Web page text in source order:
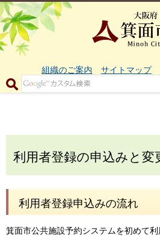
組織のご案内 サイトマップ
利用者登録の申込みと変
利用者登録申込みの流れ
箕面市公共施設予約システムを初めて